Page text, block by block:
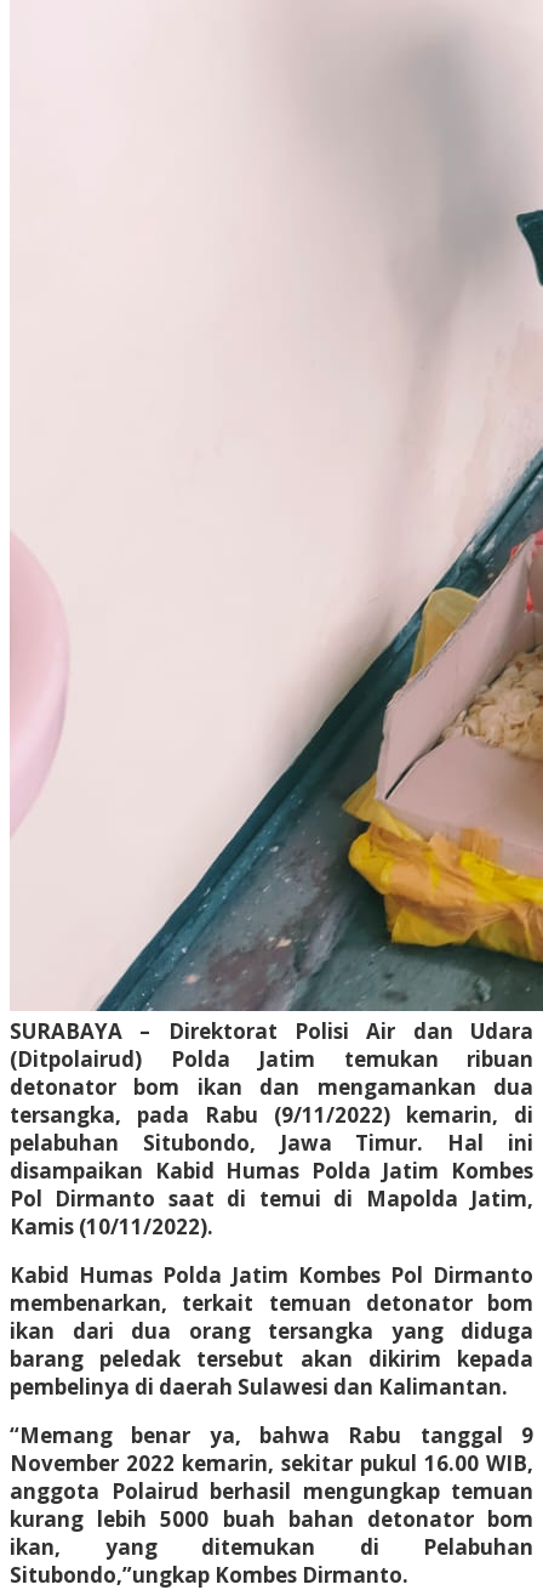
SURABAYA – Direktorat Polisi Air dan Udara
(Ditpolairud) Polda Jatim temukan ribuan
detonator bom ikan dan mengamankan dua
tersangka, pada Rabu (9/11/2022) kemarin, di
pelabuhan Situbondo, Jawa Timur. Hal ini
disampaikan Kabid Humas Polda Jatim Kombes
Pol Dirmanto saat di temui di Mapolda Jatim,
Kamis (10/11/2022).
Kabid Humas Polda Jatim Kombes Pol Dirmanto
membenarkan, terkait temuan detonator bom
ikan dari dua orang tersangka yang diduga
barang peledak tersebut akan dikirim kepada
pembelinya di daerah Sulawesi dan Kalimantan.
“Memang benar ya, bahwa Rabu tanggal 9
November 2022 kemarin, sekitar pukul 16.00 WIB,
anggota Polairud berhasil mengungkap temuan
kurang lebih 5000 buah bahan detonator bom
ikan, yang ditemukan di Pelabuhan
Situbondo,”ungkap Kombes Dirmanto.